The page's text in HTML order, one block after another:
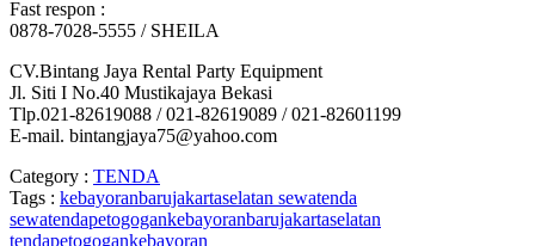
Fast respon :
0878-7028-5555 / SHEILA
CV.Bintang Jaya Rental Party Equipment
Jl. Siti I No.40 Mustikajaya Bekasi
Tlp.021-82619088 / 021-82619089 / 021-82601199
E-mail. bintangjaya75@yahoo.com
Category : TENDA
Tags : kebayoranbarujakartaselatan sewatenda
sewatendapetogogankebayoranbarujakartaselatan
tendapetogogankebayoran